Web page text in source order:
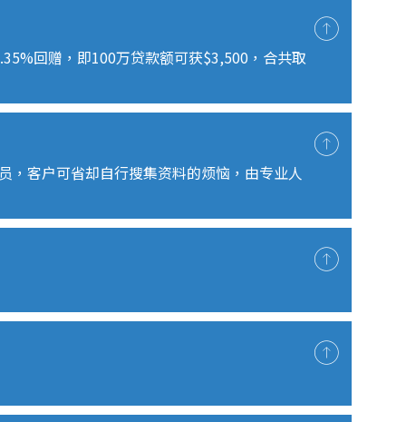
回赠，即100万贷款额可获$3,500 ，合共取
，客户可省却自行搜集资料的烦恼，由专业人